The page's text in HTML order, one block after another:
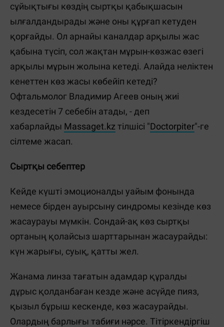
сұйықтығы көздің сыртқы қабықшасын
ылғалдандырады және оны құрғап кетуден
қорғайды. Ол арнайы каналдар арқылы жас
қабына түсіп, сол жақтан мұрын-көзжас өзегі
арқылы мұрын жолына кетеді. Алайда неліктен
кенеттен көз жасы көбейіп кетеді?
Офтальмолог Владимир Агеев оның жиі
кездесетін 7 себебін атады, - деп
хабарлайды Massaget.kz тілшісі "Doctorpiter"-ге
сілтеме жасап.
Сыртқы себептер
Кейде күшті эмоционалды уайым фонында
немесе бірден ауырсыну синдромы кезінде көз
жасаурауы мүмкін. Сондай-ақ көз сыртқы
ортаның қолайсыз шарттарынан жасаурайды:
күн жарығы, суық, қатты жел.
Жанама линза тағатын адамдар құралды
дұрыс қолданбаған кезде және асүйде пияз,
қызыл бұрыш кескенде, көз жасаурайды.
Олардың барлығы табиғи нәрсе. Тітіркендіргіш